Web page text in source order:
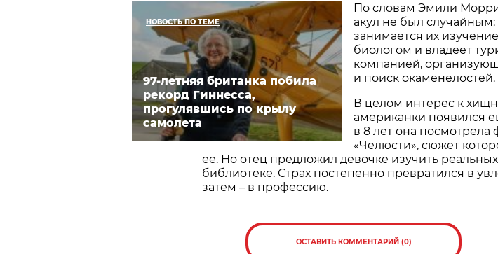
НОВОСТЬ ПО ТЕМЕ
97-летняя британка побила
рекорд Гиннесса,
прогулявшись по крылу
самолета
По словам Эмили
акул не был случайным:
занимается их
биологом и владеет
компанией,
и поиск окаменелостей.
В целом интерес к
американки появился
в 8 лет она посмотрела
«Челюсти», сюжет
ее. Но отец предложил девочке изучить реальных
библиотеке. Страх постепенно превратился в
затем – в профессию.
ОСТАВИТЬ КОММЕНТАРИЙ (0)